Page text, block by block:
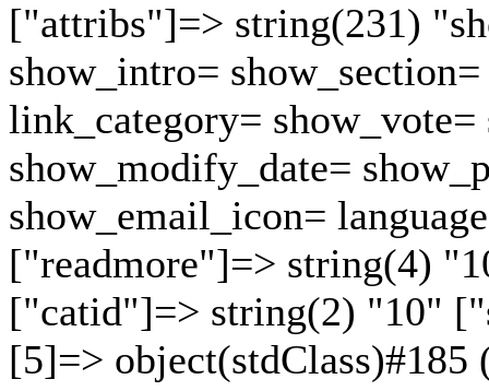
["attribs"]=> string(231)
show_intro=
link_category= show_vote=
show_modify_date=
show_email_icon=
["readmore"]=> string(4)
["catid"]=> string(2) "10"
[5]=>